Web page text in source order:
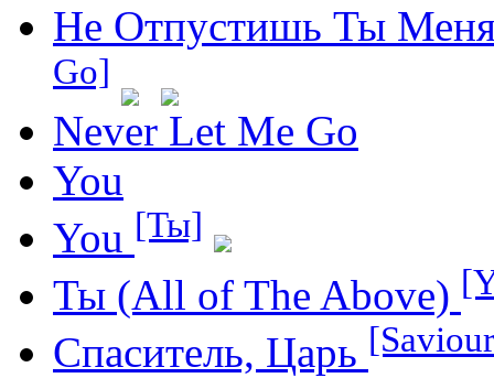
Не Отпустишь Ты
Go]
Never Let Me Go
You
You [Ты]
Ты (All of The Above)
Спаситель, Царь